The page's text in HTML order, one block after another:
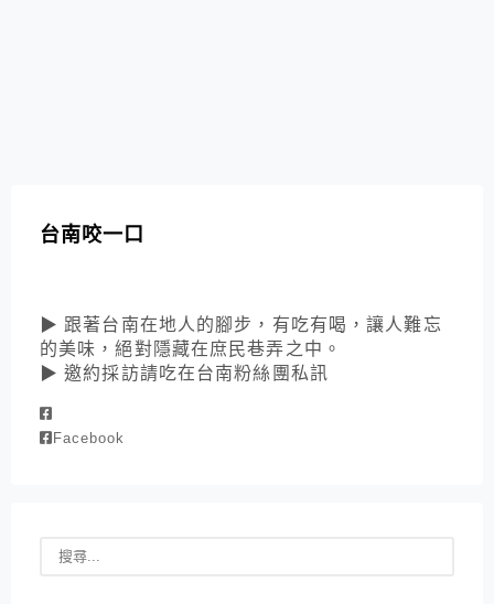
台南咬一口
▶ 跟著台南在地人的腳步，有吃有喝，讓人難忘
的美味，絕對隱藏在庶民巷弄之中。
▶ 邀約採訪請吃在台南粉絲團私訊
Facebook